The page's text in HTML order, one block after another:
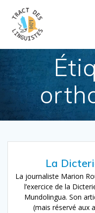
La
La journaliste Marion
l’exercice de la
Mundolingua. Son
(mais réservé aux